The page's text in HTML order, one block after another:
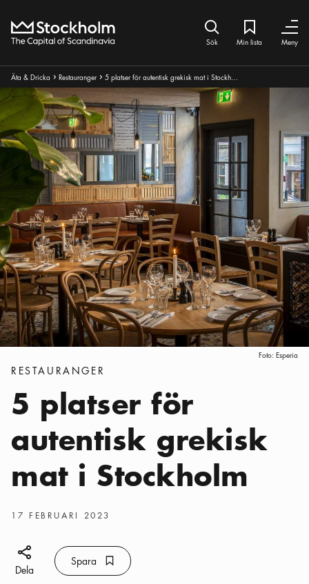
Hem
Sök ikon
Sök
Min lista
Bokmärke
Min lista Meny
Stäng
Brödsmulor:
Äta & Dricka Pul ikon
RestaurangerPul ikon 5 platser för autentisk grekisk mat i Stockholm
Foto: Esperia
Kategorier :
RESTAURANGER
5 platser för
autentisk grekisk
mat i Stockholm
Publiceringsdatum:
17 FEBRUARI 2023
Dela ikon
Dela
Spara Bokmärke ikon
Spara